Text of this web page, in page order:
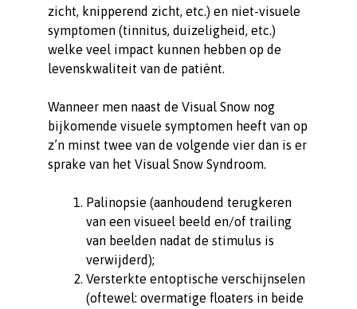
zicht, knipperend zicht, etc.) en niet-visuele
symptomen (tinnitus, duizeligheid, etc.)
welke veel impact kunnen hebben op de
levenskwaliteit van de patiënt.
Wanneer men naast de Visual Snow nog
bijkomende visuele symptomen heeft van op
z’n minst twee van de volgende vier dan is er
sprake van het Visual Snow Syndroom.
Palinopsie (aanhoudend terugkeren
van een visueel beeld en/of trailing
van beelden nadat de stimulus is
verwijderd);
Versterkte entoptische verschijnselen
(oftewel: overmatige floaters in beide